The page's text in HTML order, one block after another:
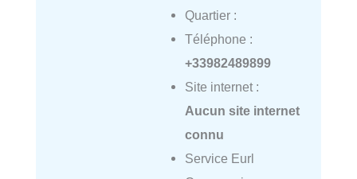
Quartier :
Téléphone :
+33982489899
Site internet :
Aucun site internet
connu
Service Eurl